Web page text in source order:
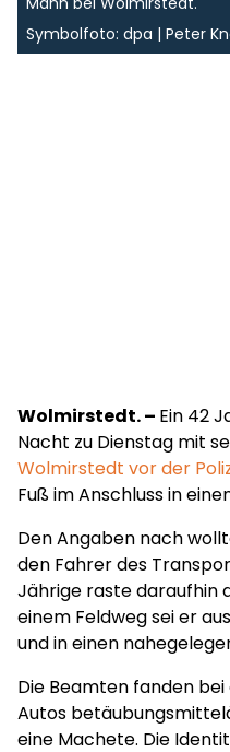
Symbolfoto: dpa | Peter
Wolmirstedt. – Ein 42
Nacht zu Dienstag mit
Wolmirstedt vor der
Fuß im Anschluss in
Den Angaben nach
den Fahrer des
Jährige raste daraufhin
einem Feldweg sei er
und in einen
Die Beamten fanden
Autos
eine Machete. Die